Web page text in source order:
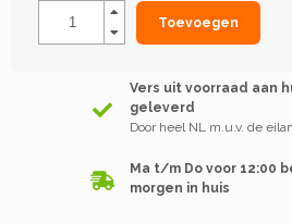
Toevoegen
Vers uit voorraad aan
geleverd
Door heel NL m.u.v. de
Ma t/m Do voor 12:00
morgen in huis